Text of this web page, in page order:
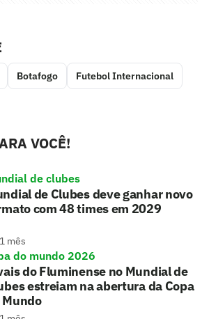
Botafogo Futebol Internacional
VOCÊ!
de clubes
de Clubes deve ganhar novo
com 48 times em 2029
mês
do mundo 2026
do Fluminense no Mundial de
estreiam na abertura da Copa